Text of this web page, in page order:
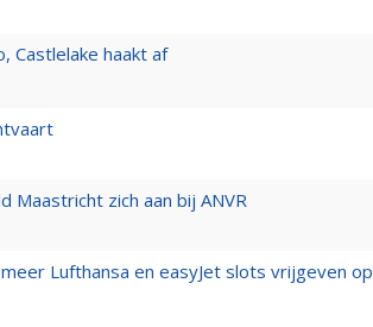
Castlelake haakt af
Maastricht zich aan bij ANVR
Lufthansa en easyJet slots vrijgeven op